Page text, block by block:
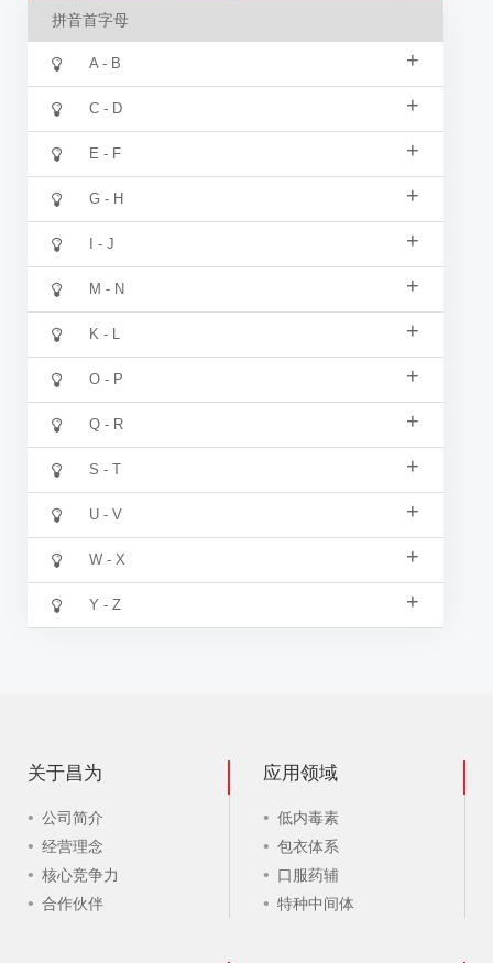
拼音首字母
A - B +
C - D +
E - F +
G - H +
I - J +
M - N +
K - L +
O - P +
Q - R +
S - T +
U - V +
W - X +
Y - Z +
关于昌为
公司简介
经营理念
核心竞争力
合作伙伴
应用领域
低内毒素
包衣体系
口服药辅
特种中间体